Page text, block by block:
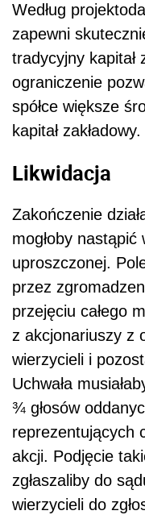
Według
zapewni
tradycyjny kapitał
ograniczenie
spółce większe
kapitał zakładowy.
Likwidacja
Zakończenie
mogłoby
uproszczonej.
przez
przejęciu całego
z akcjonariuszy z
wierzycieli i
Uchwała
¾ głosów
reprezentujących
akcji. Podjęcie
zgłaszaliby do
wierzycieli do